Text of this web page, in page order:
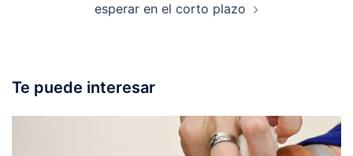
esperar en el corto plazo
Te puede interesar